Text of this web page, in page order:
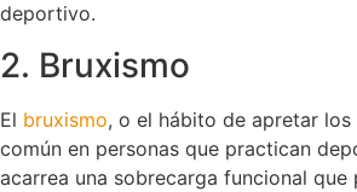
deportivo.
2. Bruxismo
El bruxismo, o el hábito de apretar los
común en personas que practican
acarrea una sobrecarga funcional que